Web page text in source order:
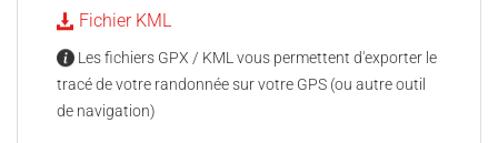
Fichier KML
Les fichiers GPX / KML vous permettent d'exporter le
tracé de votre randonnée sur votre GPS (ou autre outil
de navigation)